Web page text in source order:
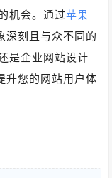
机会。通过苹果
深刻且与众不同的
是企业网站设计
升您的网站用户体